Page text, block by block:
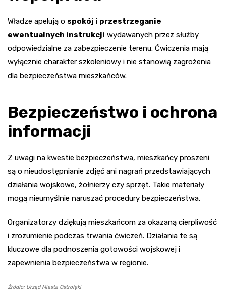
Władze apelują o spokój i przestrzeganie
ewentualnych instrukcji wydawanych przez służby
odpowiedzialne za zabezpieczenie terenu. Ćwiczenia mają
wyłącznie charakter szkoleniowy i nie stanowią zagrożenia
dla bezpieczeństwa mieszkańców.
Bezpieczeństwo i ochrona
informacji
Z uwagi na kwestie bezpieczeństwa, mieszkańcy proszeni
są o nieudostępnianie zdjęć ani nagrań przedstawiających
działania wojskowe, żołnierzy czy sprzęt. Takie materiały
mogą nieumyślnie naruszać procedury bezpieczeństwa.
Organizatorzy dziękują mieszkańcom za okazaną cierpliwość
i zrozumienie podczas trwania ćwiczeń. Działania te są
kluczowe dla podnoszenia gotowości wojskowej i
zapewnienia bezpieczeństwa w regionie.
Źródło: Urząd Miasta Ostrołęki